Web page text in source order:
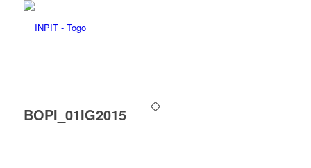
BOPI_01IG2015